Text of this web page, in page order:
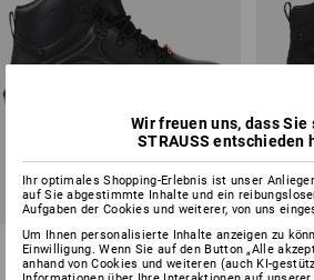
S7 Sicherheitsschuhe e.s.
Cebus mid
NEU
S7
Wir freuen uns, dass Sie
STRAUSS entschieden
Ihr optimales Shopping-Erlebnis ist unser
auf Sie abgestimmte Inhalte und ein
Aufgaben der Cookies und weiterer, von uns
Um Ihnen personalisierte Inhalte anzeigen zu
Einwilligung. Wenn Sie auf den Button „Alle
anhand von Cookies und weiteren (auch KI-